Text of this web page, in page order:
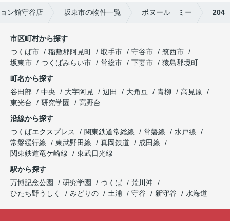
ン館守谷店 坂東市の物件一覧 ボヌール ミー 204
市区町村から探す
つくば市
稲敷郡阿見町 取手市 守谷市
筑西市
坂東市
つくばみらい市 常総市 下妻市
猿島郡境町
町名から探す
谷田部
中央 大字阿見 辺田 大角豆 青柳
高見原
東光台
研究学園
高野台
沿線から探す
つくばエクスプレス
関東鉄道常総線 常磐線
水戸線
常磐緩行線
東武野田線 真岡鉄道
成田線
関東鉄道竜ケ崎線
東武日光線
駅から探す
万博記念公園
研究学園 つくば
荒川沖
ひたち野うしく
みどりの 土浦 守谷 新守谷 水海道